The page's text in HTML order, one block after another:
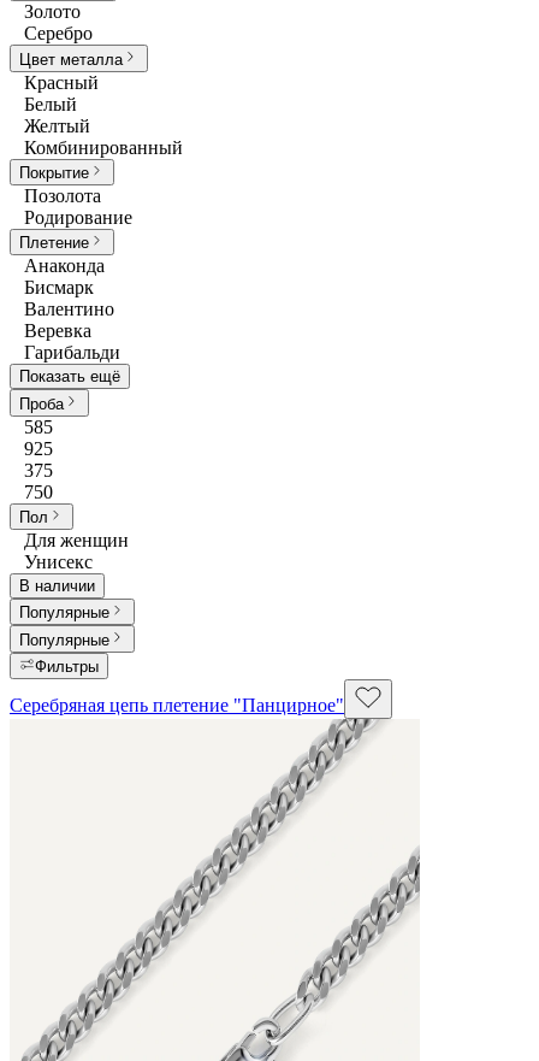
Золото
Серебро
Цвет металла
Красный
Белый
Желтый
Комбинированный
Покрытие
Позолота
Родирование
Плетение
Анаконда
Бисмарк
Валентино
Веревка
Гарибальди
Показать ещё
Проба
585
925
375
750
Пол
Для женщин
Унисекс
В наличии
Популярные
Популярные
Фильтры
Серебряная цепь плетение "Панцирное"